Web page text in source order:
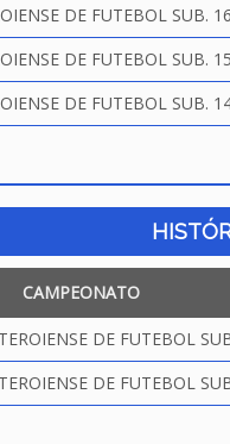
DE FUTEBOL SUB.
DE FUTEBOL SUB.
DE FUTEBOL SUB.
CAMPEONATO
DE FUTEBOL
DE FUTEBOL